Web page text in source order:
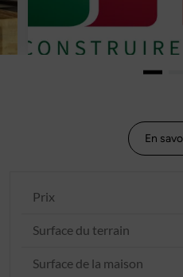
En
Prix
Surface du terrain
Surface de la maison